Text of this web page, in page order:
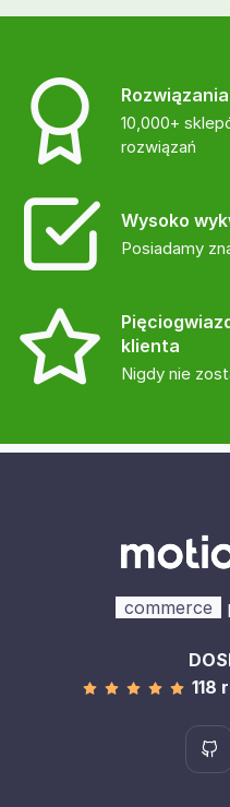
10,000+
rozwiązań
Wysoko
Posiadamy
klienta
Nigdy nie
commerce
118